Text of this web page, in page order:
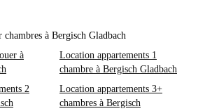
chambres à Bergisch Gladbach
à
Location appartements 1
chambre à Bergisch Gladbach
2
Location appartements 3+
chambres à Bergisch